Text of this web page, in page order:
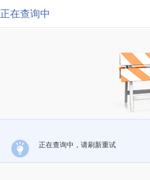
正在查询中
正在查询中，请刷新重试